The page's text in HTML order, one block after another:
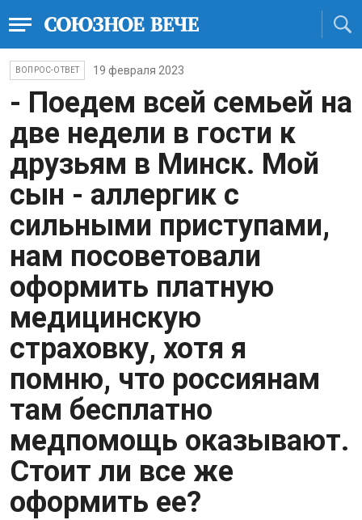
ВОПРОС-ОТВЕТ 19 февраля 2023
- Поедем всей семьей на
две недели в гости к
друзьям в Минск. Мой
сын - аллергик с
сильными приступами,
нам посоветовали
оформить платную
медицинскую
страховку, хотя я
помню, что россиянам
там бесплатно
медпомощь оказывают.
Стоит ли все же
оформить ее?